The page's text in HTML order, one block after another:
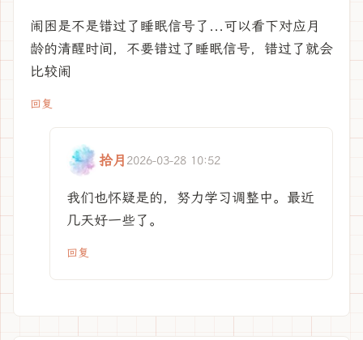
闹困是不是错过了睡眠信号了...可以看下对应月
龄的清醒时间，不要错过了睡眠信号，错过了就会
比较闹
回复
拾月 2026-03-28 10:52
我们也怀疑是的，努力学习调整中。最近
几天好一些了。
回复